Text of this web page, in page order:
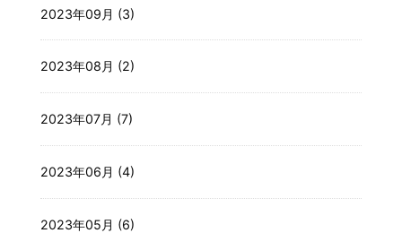
2023年09月 (3)
2023年08月 (2)
2023年07月 (7)
2023年06月 (4)
2023年05月 (6)